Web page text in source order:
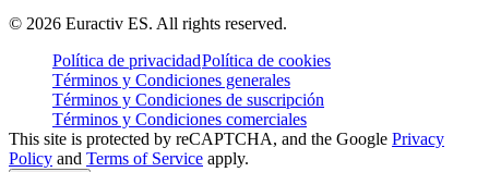
© 2026 Euractiv ES. All rights reserved.
Política de privacidadPolítica de cookies
Términos y Condiciones generales
Términos y Condiciones de suscripción
Términos y Condiciones comerciales
This site is protected by reCAPTCHA, and the Google Privacy
Policy and Terms of Service apply.